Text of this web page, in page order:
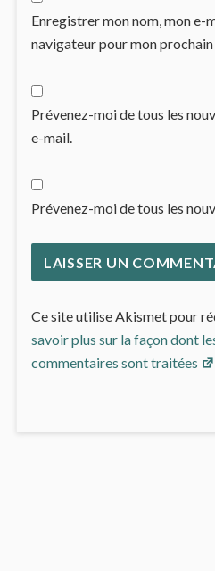
Enregistrer mon nom, mon e-
navigateur pour mon
Prévenez-moi de tous les
e-mail.
Prévenez-moi de tous les
Ce site utilise Akismet pour
savoir plus sur la façon dont
commentaires sont traitées